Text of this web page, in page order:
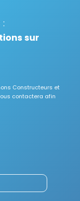
sur
Constructeurs et
contactera afin